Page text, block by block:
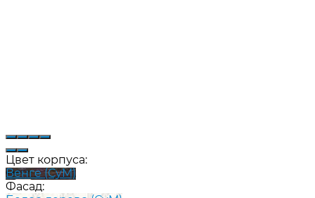
Цвет корпуса:
Венге (СуМ)
Фасад: